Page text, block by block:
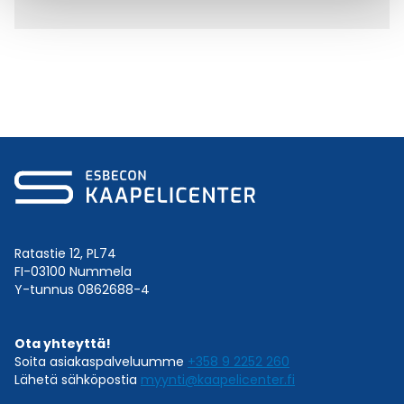
Ratastie 12, PL74
FI-03100 Nummela
Y-tunnus 0862688-4
Ota yhteyttä!
Soita asiakaspalveluumme +358 9 2252 260
Lähetä sähköpostia myynti@kaapelicenter.fi